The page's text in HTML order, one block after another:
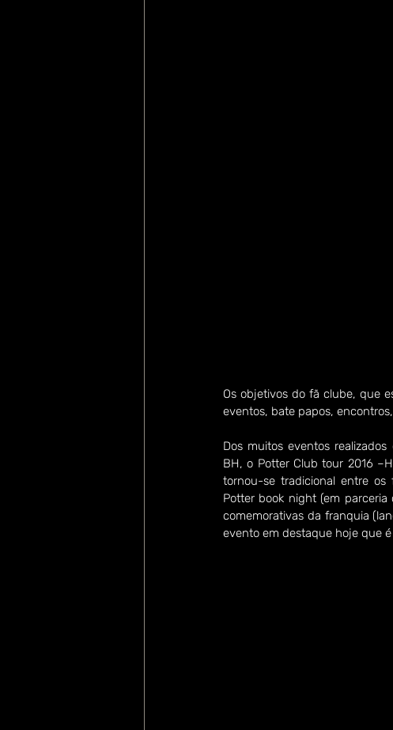
Os objetivos do fã clube, que
eventos, bate papos,
Dos muitos eventos
BH, o Potter Club tour 2016
tornou-se tradicional entre os
Potter book night (em
comemorativas da franquia
evento em destaque hoje que